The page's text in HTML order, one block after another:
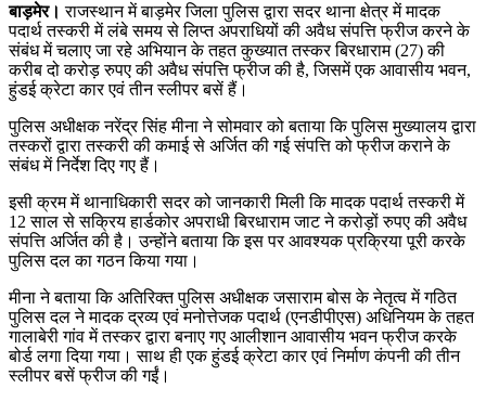
बाड़मेर। राजस्थान में बाड़मेर जिला पुलिस द्वारा सदर थाना क्षेत्र में मादक
पदार्थ तस्करी में लंबे समय से लिप्त अपराधियों की अवैध संपत्ति फ्रीज करने के
संबंध में चलाए जा रहे अभियान के तहत कुख्यात तस्कर बिरधाराम (27) की
करीब दो करोड़ रुपए की अवैध संपत्ति फ्रीज की है, जिसमें एक आवासीय भवन,
हुंडई क्रेटा कार एवं तीन स्लीपर बसें हैं।
पुलिस अधीक्षक नरेंद्र सिंह मीना ने सोमवार को बताया कि पुलिस मुख्यालय द्वारा
तस्करों द्वारा तस्करी की कमाई से अर्जित की गई संपत्ति को फ्रीज कराने के
संबंध में निर्देश दिए गए हैं।
इसी क्रम में थानाधिकारी सदर को जानकारी मिली कि मादक पदार्थ तस्करी में
12 साल से सक्रिय हार्डकोर अपराधी बिरधाराम जाट ने करोड़ों रुपए की अवैध
संपत्ति अर्जित की है। उन्होंने बताया कि इस पर आवश्यक प्रक्रिया पूरी करके
पुलिस दल का गठन किया गया।
मीना ने बताया कि अतिरिक्त पुलिस अधीक्षक जसाराम बोस के नेतृत्व में गठित
पुलिस दल ने मादक द्रव्य एवं मनोत्तेजक पदार्थ (एनडीपीएस) अधिनियम के तहत
गालाबेरी गांव में तस्कर द्वारा बनाए गए आलीशान आवासीय भवन फ्रीज करके
बोर्ड लगा दिया गया। साथ ही एक हुंडई क्रेटा कार एवं निर्माण कंपनी की तीन
स्लीपर बसें फ्रीज की गईं।